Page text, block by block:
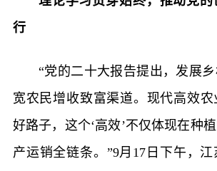
行
“党的二十大报告提出，发展
宽农民增收致富渠道。现代高效
好路子，这个‘高效’不仅体现在种
产运销全链条。”9月17日下午，